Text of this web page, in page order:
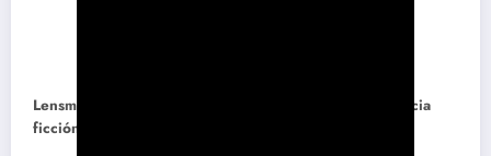
Lensman: La lente (1984): un faro deslucido en la ciencia
ficción animada